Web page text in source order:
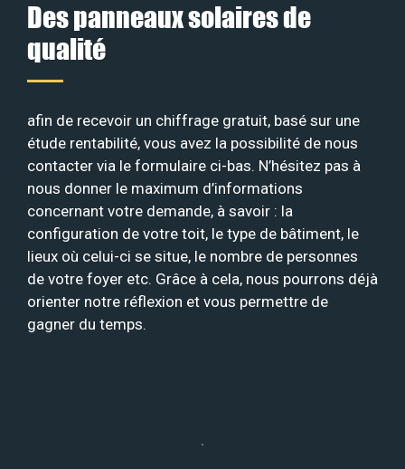
Des panneaux solaires de
qualité
afin de recevoir un chiffrage gratuit, basé sur une
étude rentabilité, vous avez la possibilité de nous
contacter via le formulaire ci-bas. N’hésitez pas à
nous donner le maximum d’informations
concernant votre demande, à savoir : la
configuration de votre toit, le type de bâtiment, le
lieux où celui-ci se situe, le nombre de personnes
de votre foyer etc. Grâce à cela, nous pourrons déjà
orienter notre réflexion et vous permettre de
gagner du temps.